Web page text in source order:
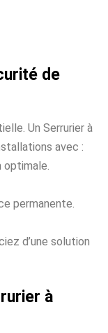
de
Un Serrurier à
avec :
optimale.
permanente.
d’une solution
à